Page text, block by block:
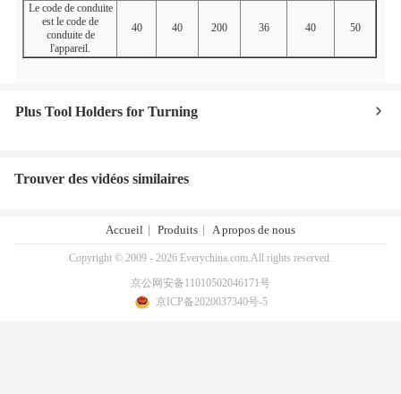
Le code de conduite
est le code de
conduite de
l'appareil.
40 40 200 36 40 50
Plus Tool Holders for Turning
Trouver des vidéos similaires
Accueil Produits A propos de nous
Copyright © 2009 - 2026 Everychina.com.All rights reserved.
京公网安备11010502046171号
京ICP备2020037340号-5